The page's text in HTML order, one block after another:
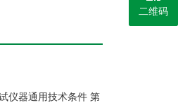
仪器通用技术条件 第
二维码